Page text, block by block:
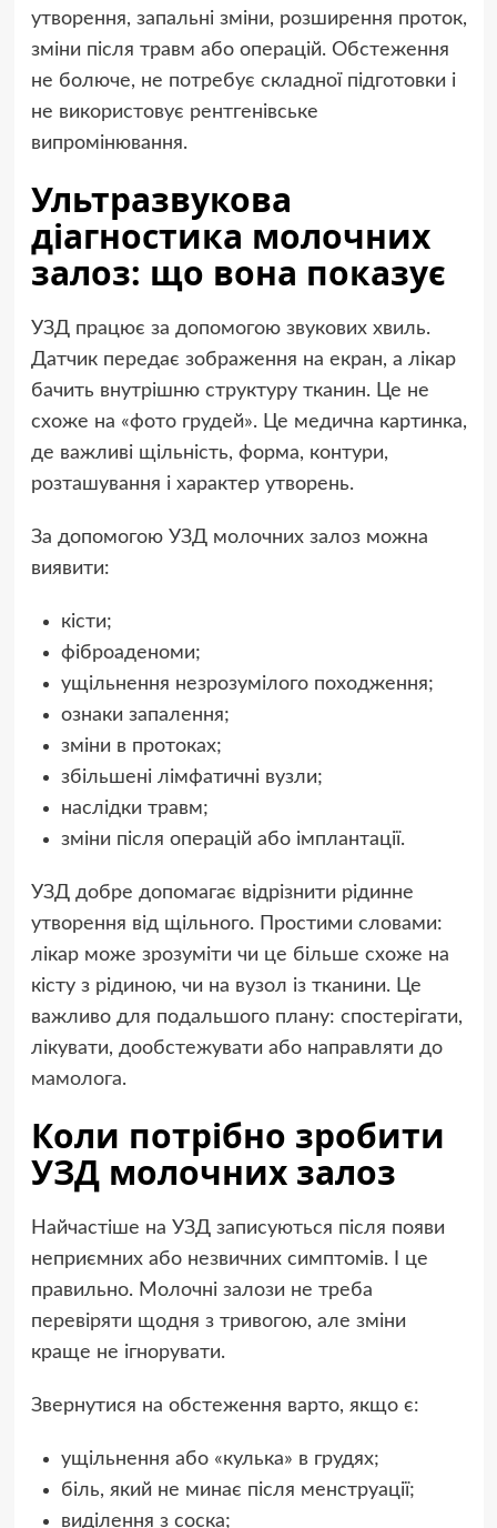
утворення, запальні зміни, розширення проток,
зміни після травм або операцій. Обстеження
не болюче, не потребує складної підготовки і
не використовує рентгенівське
випромінювання.
Ультразвукова
діагностика молочних
залоз: що вона показує
УЗД працює за допомогою звукових хвиль.
Датчик передає зображення на екран, а лікар
бачить внутрішню структуру тканин. Це не
схоже на «фото грудей». Це медична картинка,
де важливі щільність, форма, контури,
розташування і характер утворень.
За допомогою УЗД молочних залоз можна
виявити:
кісти;
фіброаденоми;
ущільнення незрозумілого походження;
ознаки запалення;
зміни в протоках;
збільшені лімфатичні вузли;
наслідки травм;
зміни після операцій або імплантації.
УЗД добре допомагає відрізнити рідинне
утворення від щільного. Простими словами:
лікар може зрозуміти чи це більше схоже на
кісту з рідиною, чи на вузол із тканини. Це
важливо для подальшого плану: спостерігати,
лікувати, дообстежувати або направляти до
мамолога.
Коли потрібно зробити
УЗД молочних залоз
Найчастіше на УЗД записуються після появи
неприємних або незвичних симптомів. І це
правильно. Молочні залози не треба
перевіряти щодня з тривогою, але зміни
краще не ігнорувати.
Звернутися на обстеження варто, якщо є:
ущільнення або «кулька» в грудях;
біль, який не минає після менструації;
виділення з соска;